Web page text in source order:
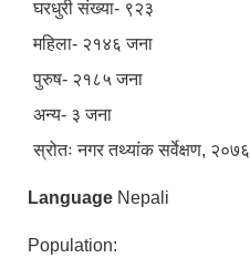
घरधुरी संख्या- ९२३
महिला- २१४६ जना
पुरुष- २१८५ जना
अन्य- ३ जना
स्रोतः नगर तथ्यांक सर्वेक्षण, २०७६
Language Nepali
Population: